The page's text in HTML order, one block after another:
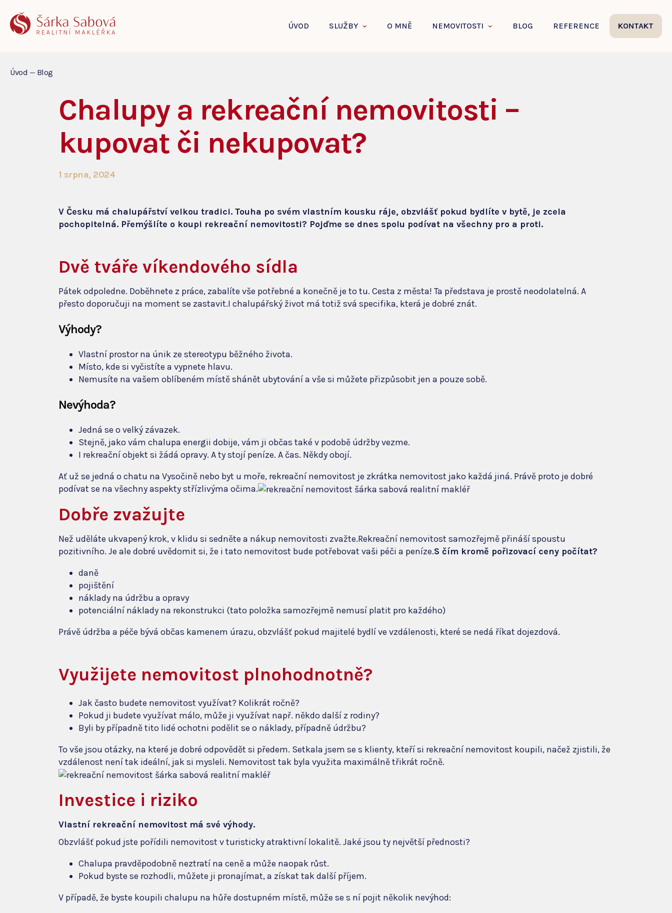
ÚVOD SLUŽBY O MNĚ NEMOVITOSTI BLOG REFERENCE KONTAKT
Úvod — Blog
Chalupy a rekreační nemovitosti –
kupovat či nekupovat?
1 srpna, 2024
V Česku má chalupářství velkou tradici. Touha po svém vlastním kousku ráje, obzvlášť pokud bydlíte v bytě, je zcela
pochopitelná. Přemýšlíte o koupi rekreační nemovitosti? Pojďme se dnes spolu podívat na všechny pro a proti.
Dvě tváře víkendového sídla
Pátek odpoledne. Doběhnete z práce, zabalíte vše potřebné a konečně je to tu. Cesta z města! Ta představa je prostě neodolatelná. A
přesto doporučuji na moment se zastavit.I chalupářský život má totiž svá specifika, která je dobré znát.
Výhody?
Vlastní prostor na únik ze stereotypu běžného života.
Místo, kde si vyčistíte a vypnete hlavu.
Nemusíte na vašem oblíbeném místě shánět ubytování a vše si můžete přizpůsobit jen a pouze sobě.
Nevýhoda?
Jedná se o velký závazek.
Stejně, jako vám chalupa energii dobije, vám ji občas také v podobě údržby vezme.
I rekreační objekt si žádá opravy. A ty stojí peníze. A čas. Někdy obojí.
Ať už se jedná o chatu na Vysočině nebo byt u moře, rekreační nemovitost je zkrátka nemovitost jako každá jiná. Právě proto je dobré
podívat se na všechny aspekty střízlivýma očima.
Dobře zvažujte
Než uděláte ukvapený krok, v klidu si sedněte a nákup nemovitosti zvažte.Rekreační nemovitost samozřejmě přináší spoustu
pozitivního. Je ale dobré uvědomit si, že i tato nemovitost bude potřebovat vaši péči a peníze.S čím kromě pořizovací ceny počítat?
daně
pojištění
náklady na údržbu a opravy
potenciální náklady na rekonstrukci (tato položka samozřejmě nemusí platit pro každého)
Právě údržba a péče bývá občas kamenem úrazu, obzvlášť pokud majitelé bydlí ve vzdálenosti, které se nedá říkat dojezdová.
Využijete nemovitost plnohodnotně?
Jak často budete nemovitost využívat? Kolikrát ročně?
Pokud ji budete využívat málo, může ji využívat např. někdo další z rodiny?
Byli by případně tito lidé ochotni podělit se o náklady, případně údržbu?
To vše jsou otázky, na které je dobré odpovědět si předem. Setkala jsem se s klienty, kteří si rekreační nemovitost koupili, načež zjistili, že
vzdálenost není tak ideální, jak si mysleli. Nemovitost tak byla využita maximálně třikrát ročně.
Investice i riziko
Vlastní rekreační nemovitost má své výhody.
Obzvlášť pokud jste pořídili nemovitost v turisticky atraktivní lokalitě. Jaké jsou ty největší přednosti?
Chalupa pravděpodobně neztratí na ceně a může naopak růst.
Pokud byste se rozhodli, můžete ji pronajímat, a získat tak další příjem.
V případě, že byste koupili chalupu na hůře dostupném místě, může se s ní pojit několik nevýhod: